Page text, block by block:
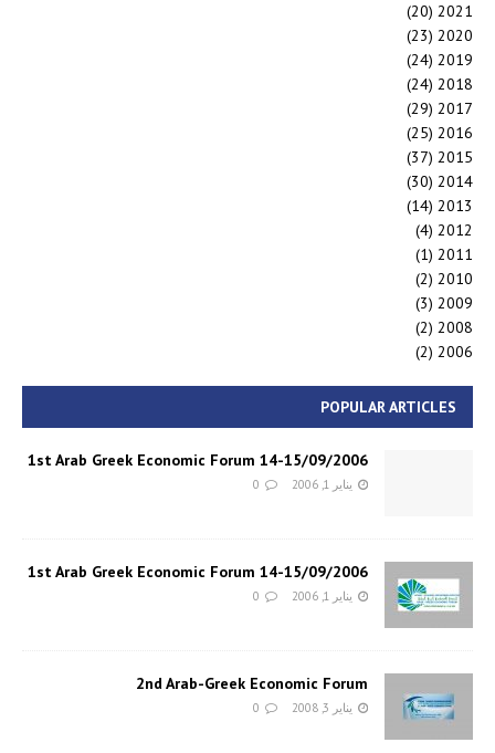
2021
(20)
2020
(23)
2019
(24)
2018
(24)
2017
(29)
2016
(25)
2015
(37)
2014
(30)
2013
(14)
2012
(4)
2011
(1)
2010
(2)
2009
(3)
2008
(2)
2006
(2)
POPULAR ARTICLES
1st Arab Greek Economic Forum 14-15/09/2006
يناير 1, 2006 0
1st Arab Greek Economic Forum 14-15/09/2006
يناير 1, 2006 0
2nd Arab-Greek Economic Forum
يناير 3, 2008 0